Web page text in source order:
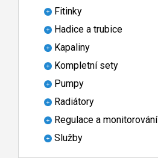
Fitinky
Hadice a trubice
Kapaliny
Kompletní sety
Pumpy
Radiátory
Regulace a monitorování
Služby